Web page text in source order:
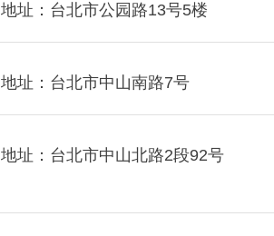
地址：台北市公园路13号5楼
地址：台北市中山南路7号
地址：台北市中山北路2段92号